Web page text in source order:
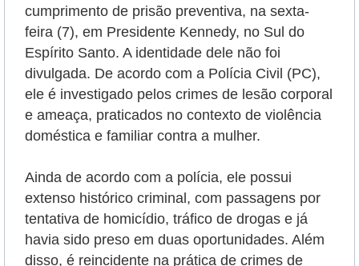
cumprimento de prisão preventiva, na sexta-
feira (7), em Presidente Kennedy, no Sul do
Espírito Santo. A identidade dele não foi
divulgada. De acordo com a Polícia Civil (PC),
ele é investigado pelos crimes de lesão corporal
e ameaça, praticados no contexto de violência
doméstica e familiar contra a mulher.
Ainda de acordo com a polícia, ele possui
extenso histórico criminal, com passagens por
tentativa de homicídio, tráfico de drogas e já
havia sido preso em duas oportunidades. Além
disso, é reincidente na prática de crimes de